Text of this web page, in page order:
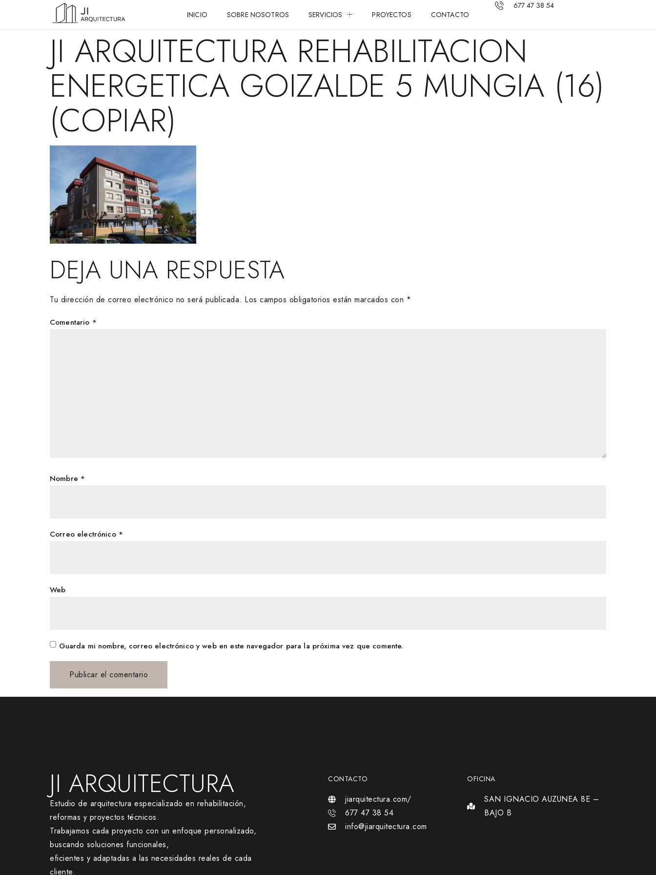
INICIO SOBRE NOSOTROS SERVICIOS PROYECTOS CONTACTO
677 47 38 54
JI ARQUITECTURA REHABILITACION
ENERGETICA GOIZALDE 5 MUNGIA (16)
(COPIAR)
DEJA UNA RESPUESTA
Tu dirección de correo electrónico no será publicada. Los campos obligatorios están marcados con *
Comentario *
Nombre *
Correo electrónico *
Web
Guarda mi nombre, correo electrónico y web en este navegador para la próxima vez que comente.
JI ARQUITECTURA
Estudio de arquitectura especializado en rehabilitación,
reformas y proyectos técnicos.
Trabajamos cada proyecto con un enfoque personalizado,
buscando soluciones funcionales,
eficientes y adaptadas a las necesidades reales de cada
cliente.
CONTACTO
jiarquitectura.com/
677 47 38 54
info@jiarquitectura.com
OFICINA
SAN IGNACIO AUZUNEA 8E –
BAJO B